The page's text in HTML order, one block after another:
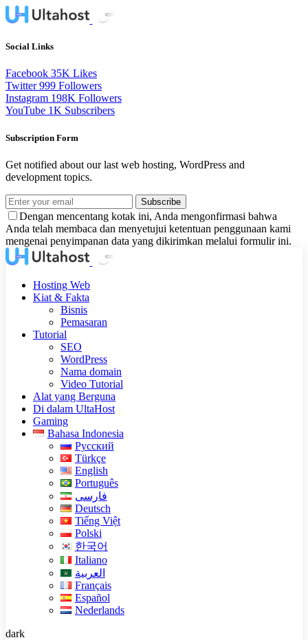
Social Links
Facebook 35K Likes
Twitter 999 Followers
Instagram 198K Followers
YouTube 1K Subscribers
Subscription Form
Get notified about our last web hosting, WordPress and
development topics.
Subscribe
Dengan mencentang kotak ini, Anda mengonfirmasi bahwa
Anda telah membaca dan menyetujui ketentuan penggunaan kami
mengenai penyimpanan data yang dikirimkan melalui formulir ini.
Hosting Web
Kiat & Fakta
Bisnis
Pemasaran
Tutorial
SEO
WordPress
Nama domain
Video Tutorial
Alat yang Berguna
Di dalam UltaHost
Gaming
Bahasa Indonesia
Русский
Türkçe
English
Português
فارسی
Deutsch
Tiếng Việt
Polski
한국어
Italiano
العربية
Français
Español
Nederlands
dark